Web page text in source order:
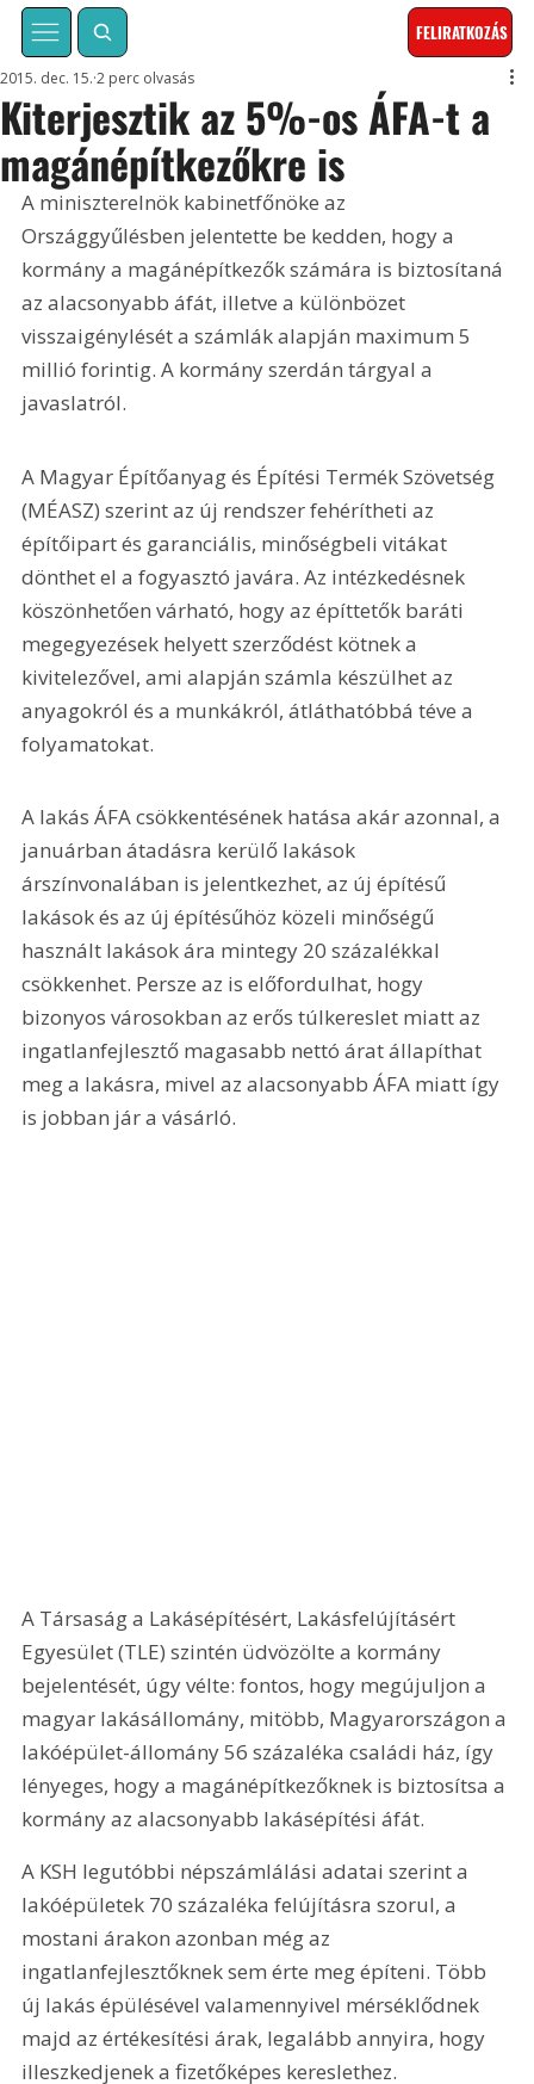
FELIRATKOZÁS
Kiterjesztik az 5%-os ÁFA-t a
magánépítkezőkre is
2015. dec. 15. 2 perc olvasás
A miniszterelnök kabinetfőnöke az
Országgyűlésben jelentette be kedden, hogy a
kormány a magánépítkezők számára is biztosítaná
az alacsonyabb áfát, illetve a különbözet
visszaigénylését a számlák alapján maximum 5
millió forintig. A kormány szerdán tárgyal a
javaslatról.
A Magyar Építőanyag és Építési Termék Szövetség
(MÉASZ) szerint az új rendszer fehérítheti az
építőipart és garanciális, minőségbeli vitákat
dönthet el a fogyasztó javára. Az intézkedésnek
köszönhetően várható, hogy az építtetők baráti
megegyezések helyett szerződést kötnek a
kivitelezővel, ami alapján számla készülhet az
anyagokról és a munkákról, átláthatóbbá téve a
folyamatokat.
A lakás ÁFA csökkentésének hatása akár azonnal, a
januárban átadásra kerülő lakások
árszínvonalában is jelentkezhet, az új építésű
lakások és az új építésűhöz közeli minőségű
használt lakások ára mintegy 20 százalékkal
csökkenhet. Persze az is előfordulhat, hogy
bizonyos városokban az erős túlkereslet miatt az
ingatlanfejlesztő magasabb nettó árat állapíthat
meg a lakásra, mivel az alacsonyabb ÁFA miatt így
is jobban jár a vásárló.
A Társaság a Lakásépítésért, Lakásfelújításért
Egyesület (TLE) szintén üdvözölte a kormány
bejelentését, úgy vélte: fontos, hogy megújuljon a
magyar lakásállomány, mitöbb, Magyarországon a
lakóépület-állomány 56 százaléka családi ház, így
lényeges, hogy a magánépítkezőknek is biztosítsa a
kormány az alacsonyabb lakásépítési áfát.
A KSH legutóbbi népszámlálási adatai szerint a
lakóépületek 70 százaléka felújításra szorul, a
mostani árakon azonban még az
ingatlanfejlesztőknek sem érte meg építeni. Több
új lakás épülésével valamennyivel mérséklődnek
majd az értékesítési árak, legalább annyira, hogy
illeszkedjenek a fizetőképes kereslethez.